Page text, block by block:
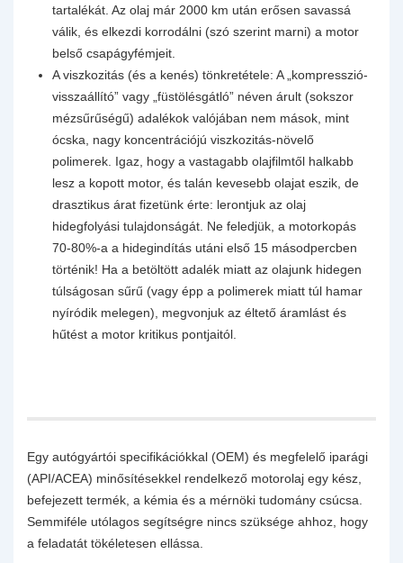
tartalékát. Az olaj már 2000 km után erősen savassá
válik, és elkezdi korrodálni (szó szerint marni) a motor
belső csapágyfémjeit.
A viszkozitás (és a kenés) tönkretétele: A „kompresszió-
visszaállító” vagy „füstölésgátló” néven árult (sokszor
mézsűrűségű) adalékok valójában nem mások, mint
ócska, nagy koncentrációjú viszkozitás-növelő
polimerek. Igaz, hogy a vastagabb olajfilmtől halkabb
lesz a kopott motor, és talán kevesebb olajat eszik, de
drasztikus árat fizetünk érte: lerontjuk az olaj
hidegfolyási tulajdonságát. Ne feledjük, a motorkopás
70-80%-a a hidegindítás utáni első 15 másodpercben
történik! Ha a betöltött adalék miatt az olajunk hidegen
túlságosan sűrű (vagy épp a polimerek miatt túl hamar
nyíródik melegen), megvonjuk az éltető áramlást és
hűtést a motor kritikus pontjaitól.
Egy autógyártói specifikációkkal (OEM) és megfelelő iparági
(API/ACEA) minősítésekkel rendelkező motorolaj egy kész,
befejezett termék, a kémia és a mérnöki tudomány csúcsa.
Semmiféle utólagos segítségre nincs szüksége ahhoz, hogy
a feladatát tökéletesen ellássa.